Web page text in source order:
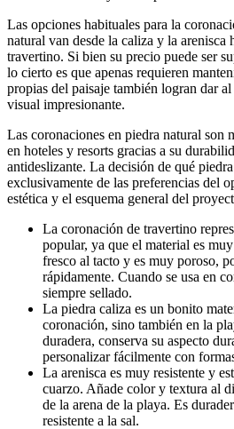
Las opciones habituales para la
natural van desde la caliza y la arenisca
travertino. Si bien su precio puede ser
lo cierto es que apenas requieren
propias del paisaje también logran dar
visual impresionante.
Las coronaciones en piedra natural son
en hoteles y resorts gracias a su
antideslizante. La decisión de qué
exclusivamente de las preferencias del
estética y el esquema general del
La coronación de travertino
popular, ya que el material es
fresco al tacto y es muy poroso,
rápidamente. Cuando se usa en
siempre sellado.
La piedra caliza es un bonito
coronación, sino también en la
duradera, conserva su aspecto
personalizar fácilmente con
La arenisca es muy resistente y
cuarzo. Añade color y textura al
de la arena de la playa. Es
resistente a la sal.